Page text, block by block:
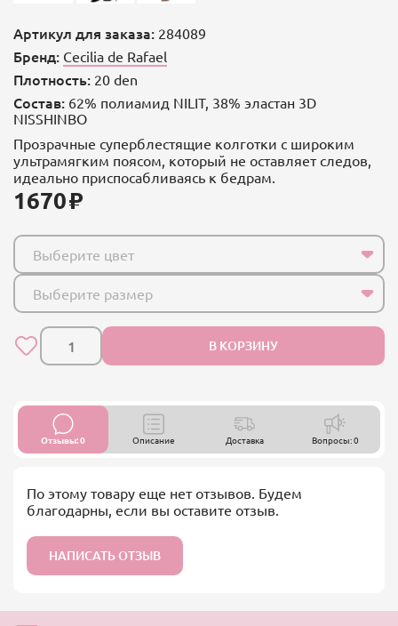
Артикул для заказа: 284089
Бренд: Cecilia de Rafael
Плотность: 20 den
Состав: 62% полиамид NILIT, 38% эластан 3D
NISSHINBO
Прозрачные суперблестящие колготки с широким
ультрамягким поясом, который не оставляет следов,
идеально приспосабливаясь к бедрам.
1670
Выберите цвет
Выберите размер
В КОРЗИНУ
Отзывы: 0 Описание Доставка Вопросы: 0
По этому товару еще нет отзывов. Будем
благодарны, если вы оставите отзыв.
НАПИСАТЬ ОТЗЫВ